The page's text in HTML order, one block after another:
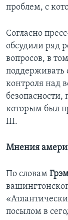
проблем, с
Согласно
обсудили ряд
вопросов, в
поддерживать
контроля над
безопасности,
которым был
III.
Мнения
По словам
посылом в